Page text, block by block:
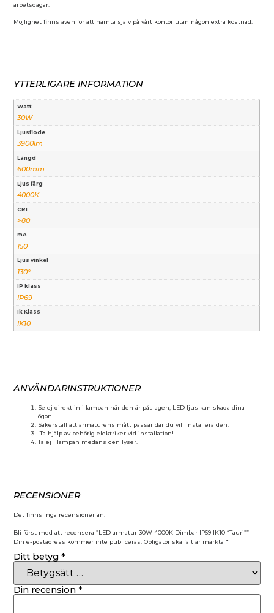
arbetsdagar.
Möjlighet finns även för att hämta själv på vårt kontor utan någon extra kostnad.
YTTERLIGARE INFORMATION
Watt
30W
Ljusflöde
3900lm
Längd
600mm
Ljus färg
4000K
CRI
>80
mA
150
Ljus vinkel
130°
IP klass
IP69
Ik Klass
IK10
ANVÄNDARINSTRUKTIONER
Se ej direkt in i lampan när den är påslagen, LED ljus kan skada dina
ögon!
Säkerställ att armaturens mått passar där du vill installera den.
Ta hjälp av behörig elektriker vid installation!
Ta ej i lampan medans den lyser.
RECENSIONER
Det finns inga recensioner än.
Bli först med att recensera ”LED armatur 30W 4000K Dimbar IP69 IK10 “Tauri””
Din e-postadress kommer inte publiceras. Obligatoriska fält är märkta*
Ditt betyg*
Din recension*